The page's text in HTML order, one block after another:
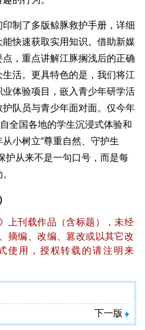
制了多版鲸豚救护手册，详细
快速获取实用知识。借助新媒
，重点讲解江豚搁浅后的正确
活。更具特色的是，我们将江
体验项目，嵌入青少年研学活
队员与青少年面对面。仅今年
全国各地的学生沉浸式体验和
小树立“尊重自然、守护生
护从来不是一句口号，而是每
上刊载作品（含标题），未经
摘编、改编、篡改或以其它改
使用，授权转载的请注明来
下一版